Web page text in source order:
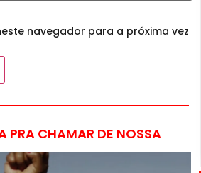
navegador para a próxima vez
PRA CHAMAR DE NOSSA